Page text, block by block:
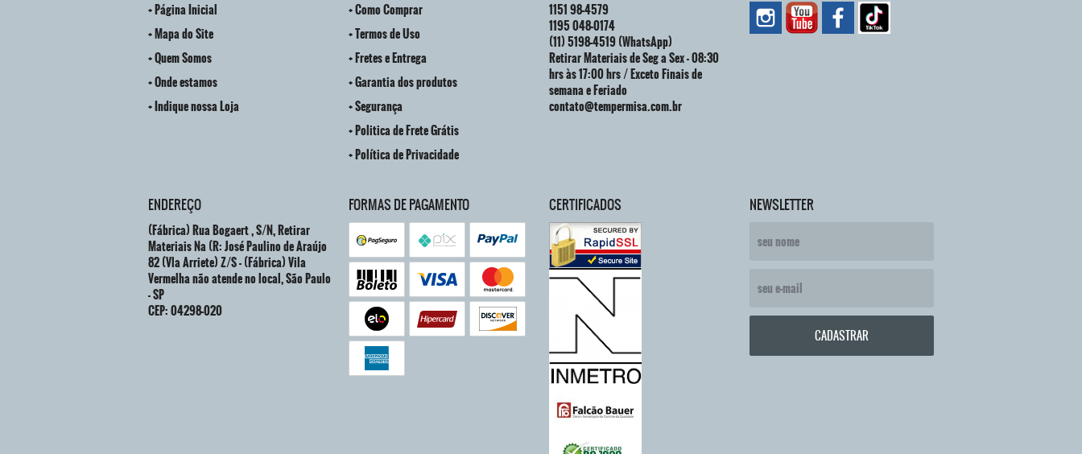
Página Inicial
Mapa do Site
Quem Somos
Onde estamos
Indique nossa Loja
Como Comprar
Termos de Uso
Fretes e Entrega
Garantia dos produtos
Segurança
Politica de Frete Grátis
Política de Privacidade
115198-4579
1195048-0174
(11)5198-4519(WhatsApp)
Retirar Materiais de Seg a Sex - 08:30
hrs às 17:00 hrs / Exceto Finais de
semana e Feriado
contato@tempermisa.com.br
ENDEREÇO
(Fábrica) Rua Bogaert , S/N, Retirar
Materiais Na (R: José Paulino de Araújo
82 (Vla Arriete) Z/S-(Fábrica) Vila
Vermelha não atende no local, São Paulo
-SP
CEP: 04298-020
FORMAS DE PAGAMENTO CERTIFICADOS NEWSLETTER
CADASTRAR